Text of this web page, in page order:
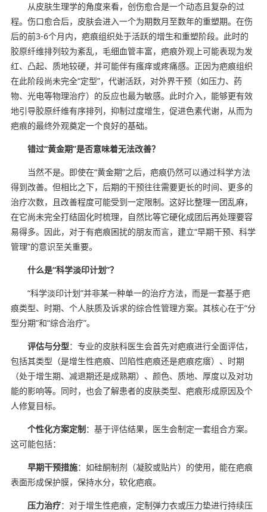
从皮肤生理学的角度来看，创伤愈合是一个动态且复杂的过
程。伤口愈合后，皮肤会进入一个为期数月至数年的重塑期。在伤
后的前3-6个月内，疤痕组织处于活跃的增生和重塑阶段。此时的
胶原纤维排列较为紊乱，毛细血管丰富，疤痕外观上可能表现为发
红、凸起、质地较硬，并可能伴有瘙痒或疼痛感。正因为疤痕组织
在此阶段尚未完全“定型”，代谢活跃，对外界干预（如压力、药
物、光电等物理治疗）的反应也最为敏感。此时介入，能够更有效
地引导胶原纤维有序排列，抑制过度增生，促进色素代谢，从而为
疤痕的最终外观奠定一个良好的基础。
错过“黄金期”是否意味着无法改善？
当然不是。即使在“黄金期”之后，疤痕仍然可以通过科学方法
得到改善。但相比之下，后期的干预往往需要更长的时间、更多的
治疗次数，且改善程度可能受到一定限制。这好比整理一团乱麻，
在它尚未完全打结固化时梳理，自然比等它硬化成团后再处理要容
易得多。因此，对于有疤痕困扰的朋友而言，建立“早期干预、科学
管理”的意识至关重要。
什么是“科学淡印计划”？
“科学淡印计划”并非某一种单一的治疗方法，而是一套基于疤
痕类型、时期、个人肤质及诉求的综合性管理方案。其核心在于“分
型分期”和“综合治疗”。
评估与分型：专业的皮肤科医生会首先对疤痕进行全面评估，
包括其类型（是增生性疤痕、凹陷性疤痕还是疤痕疙瘩）、时期
（处于增生期、减退期还是成熟期）、颜色、质地、厚度以及对功
能的影响等。同时，也会了解患者的皮肤类型、疤痕形成原因及个
人修复目标。
个性化方案定制：基于评估结果，医生会制定一套组合方案。
这可能包括：
早期干预措施：如硅酮制剂（凝胶或贴片）的使用，能在疤痕
表面形成保护膜，保持水分，软化疤痕。
压力治疗：对于增生性疤痕，定制弹力衣或压力垫进行持续压